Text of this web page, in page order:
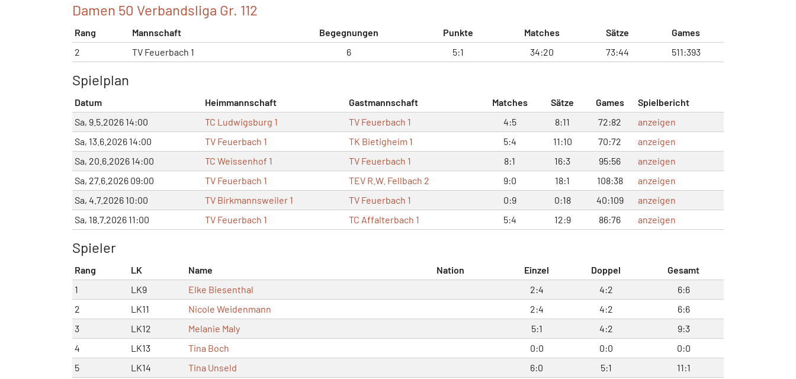
Damen 50 Verbandsliga Gr. 112
Rang Mannschaft Begegnungen Punkte Matches Sätze
Games
2
TV Feuerbach 1 6 5:1 34:20 73:44 511:393
Spielplan
Datum Heimmannschaft Gastmannschaft Matches Sätze Games
Spielbericht
Sa, 9.5.2026 14:00
TC Ludwigsburg 1 TV Feuerbach 1 4:5 8:11 72:82
anzeigen
Sa, 13.6.2026 14:00
TV Feuerbach 1 TK Bietigheim 1 5:4 11:10 70:72
anzeigen
Sa, 20.6.2026 14:00
TC Weissenhof 1 TV Feuerbach 1 8:1 16:3 95:56
anzeigen
Sa, 27.6.2026 09:00
TV Feuerbach 1 TEV R.W. Fellbach 2 9:0 18:1 108:38
anzeigen
Sa, 4.7.2026 10:00
TV Birkmannsweiler 1 TV Feuerbach 1 0:9 0:18 40:109
anzeigen
Sa, 18.7.2026 11:00
TV Feuerbach 1 TC Affalterbach 1 5:4 12:9 86:76 anzeigen
Spieler
Rang LK Name Nation Einzel Doppel
Gesamt
1
LK9 Elke Biesenthal 2:4 4:2
6:6
2
LK11 Nicole Weidenmann 2:4 4:2
6:6
3
LK12 Melanie Maly 5:1 4:2
9:3
4
LK13 Tina Boch 0:0 0:0
0:0
5
LK14 Tina Unseld 6:0 5:1
11:1